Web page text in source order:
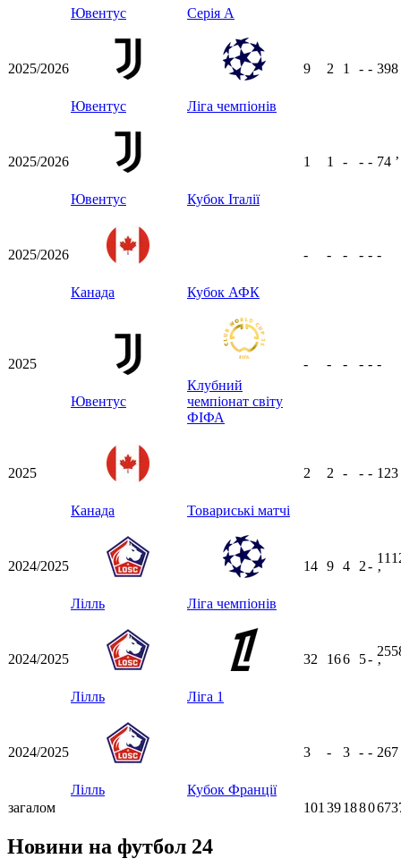
Ювентус Серія А
2025/2026
Ювентус Ліга чемпіонів
9 2 1 - - 398
2025/2026
Ювентус Кубок Італії
1 1 - - - 74 ʼ
2025/2026
Канада Кубок АФК
- - - - - -
2025
Ювентус
Клубний
чемпіонат світу
ФІФА
- - - - - -
2025
Канада Товариські матчі
2 2 - - - 123
2024/2025
Лілль Ліга чемпіонів
14 9 4 2-
ʼ
2024/2025
Лілль Ліга 1
32 166 5-
ʼ
2024/2025
Лілль Кубок Франції
3 - 3 - - 267
загалом 101 391880
Новини на футбол 24